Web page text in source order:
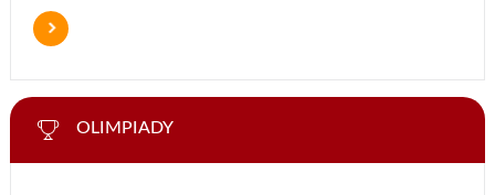
OLIMPIADY